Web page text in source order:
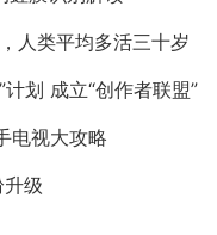
人类平均多活三十岁
划 成立“创作者联盟”
电视大攻略
级